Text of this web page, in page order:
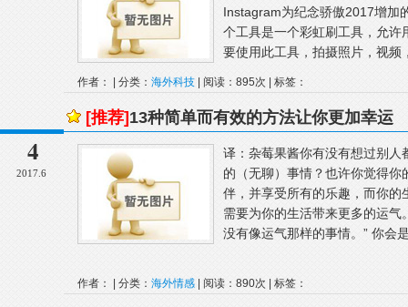
Instagram为纪念骄傲2017增加
个工具是一个彩虹刷工具，允
要使用此工具，拍摄照片，视频
作者： | 分类： 海外科技 | 阅读：895次 | 标签：
4
2017.6
[推荐] 13种简单而有效的方法让你更加幸运
译：杂莓果酱你有没有想过别
的（无聊）事情？也许你觉得
伴，并享受所有的乐趣，而你
需要为你的生活带来更多的运气
没有像运气那样的事情。” 你会
作者： | 分类： 海外情感 | 阅读：890次 | 标签：